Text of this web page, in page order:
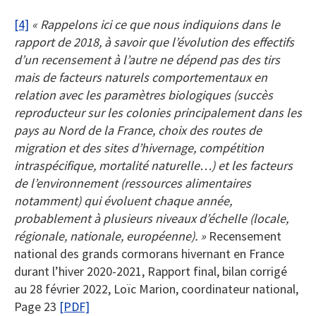
[4] « Rappelons ici ce que nous indiquions dans le
rapport de 2018, à savoir que l’évolution des effectifs
d’un recensement à l’autre ne dépend pas des tirs
mais de facteurs naturels comportementaux en
relation avec les paramètres biologiques (succès
reproducteur sur les colonies principalement dans les
pays au Nord de la France, choix des routes de
migration et des sites d’hivernage, compétition
intraspécifique, mortalité naturelle…) et les facteurs
de l’environnement (ressources alimentaires
notamment) qui évoluent chaque année,
probablement à plusieurs niveaux d’échelle (locale,
régionale, nationale, européenne). » Recensement
national des grands cormorans hivernant en France
durant l’hiver 2020-2021, Rapport final, bilan corrigé
au 28 février 2022, Loïc Marion, coordinateur national,
Page 23 [PDF]